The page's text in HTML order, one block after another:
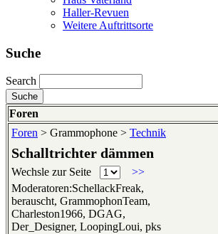
Haller-Revuen
Weitere Auftrittsorte
Suche
Search
Foren
Foren > Grammophone > Technik
Schalltrichter dämmen
Wechsle zur Seite
>>
Moderatoren:SchellackFreak,
berauscht, GrammophonTeam,
Charleston1966, DGAG,
Der_Designer, LoopingLoui, pks